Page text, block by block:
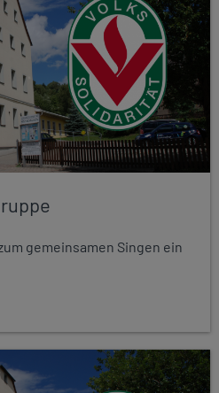
gemeinsamen Singen ein